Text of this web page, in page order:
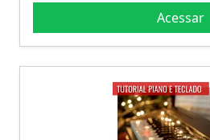
Acessar